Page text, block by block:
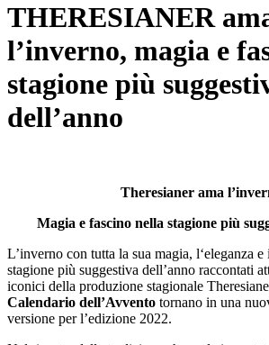
THERESIANER
l’inverno, magia e
stagione più
dell’anno
Theresianer ama
Magia e fascino nella stagione più
L’inverno con tutta la sua magia, l‘eleganza
stagione più suggestiva dell’anno raccontati
iconici della produzione stagionale
Calendario dell’Avvento tornano in una
versione per l’edizione 2022.